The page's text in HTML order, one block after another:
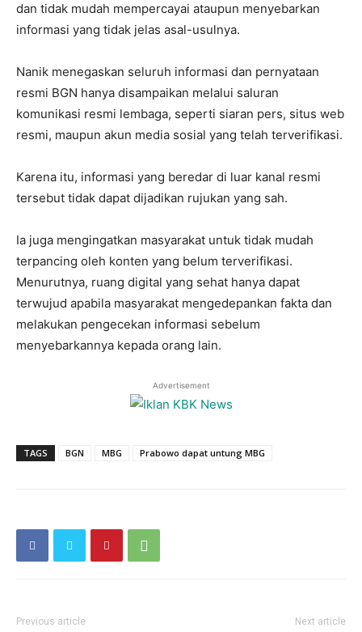
dan tidak mudah mempercayai ataupun menyebarkan
informasi yang tidak jelas asal-usulnya.
Nanik menegaskan seluruh informasi dan pernyataan
resmi BGN hanya disampaikan melalui saluran
komunikasi resmi lembaga, seperti siaran pers, situs web
resmi, maupun akun media sosial yang telah terverifikasi.
Karena itu, informasi yang beredar di luar kanal resmi
tersebut tidak dapat dijadikan rujukan yang sah.
Ia juga mengingatkan masyarakat untuk tidak mudah
terpancing oleh konten yang belum terverifikasi.
Menurutnya, ruang digital yang sehat hanya dapat
terwujud apabila masyarakat mengedepankan fakta dan
melakukan pengecekan informasi sebelum
menyebarkannya kepada orang lain.
Advertisement
TAGS BGN MBG Prabowo dapat untung MBG
Previous article Next article